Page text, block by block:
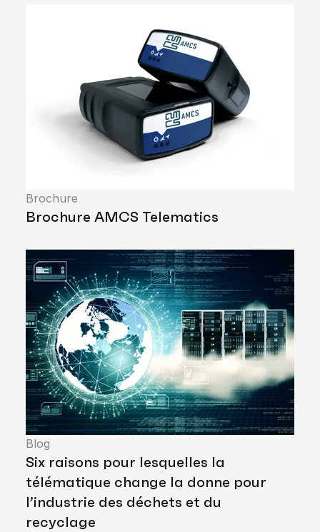
Brochure
Brochure AMCS Telematics
Blog
Six raisons pour lesquelles la
télématique change la donne pour
l’industrie des déchets et du
recyclage